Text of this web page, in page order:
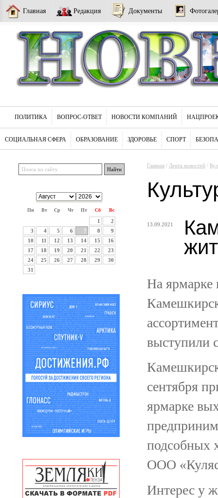
Главная Редакция Документы
ПОЛИТИКА ВОПРОС-ОТВЕТ НОВОСТИ КОМПАНИЙ
СОЦИАЛЬНАЯ СФЕРА ОБРАЗОВАНИЕ ЗДОРОВЬЕ СПОРТ
Пн Вт Ср Чт Пт Сб Вс
1
2
3
4 5 6 7 8
9
10
11 12 13 14 15
16
17
18 19 20 21 22
23
24
25 26 27 28 29
30
31
Главная / Лента новостей /
13.09.2021
На ярмарке
выступили
сентября
ярмарке
подсобных
ООО
Интерес у